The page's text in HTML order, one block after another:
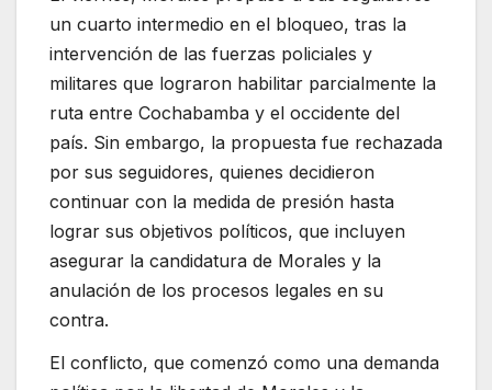
un cuarto intermedio en el bloqueo, tras la
intervención de las fuerzas policiales y
militares que lograron habilitar parcialmente la
ruta entre Cochabamba y el occidente del
país. Sin embargo, la propuesta fue rechazada
por sus seguidores, quienes decidieron
continuar con la medida de presión hasta
lograr sus objetivos políticos, que incluyen
asegurar la candidatura de Morales y la
anulación de los procesos legales en su
contra.
El conflicto, que comenzó como una demanda